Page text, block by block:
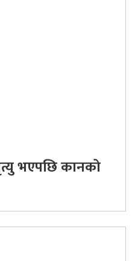
भएपछि कानको